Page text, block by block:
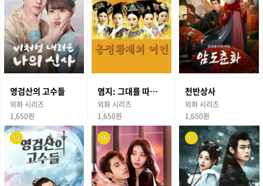
영검산의 고수들
외화 시리즈
1,650원
염지: 그대를 따르리라
외화 시리즈
1,650원
천반상사
외화 시리즈
1,650원